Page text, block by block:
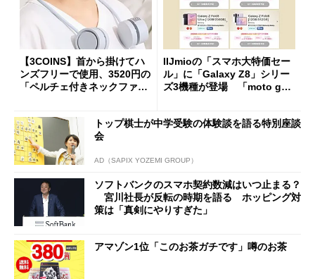
【3COINS】首から掛けてハ
ンズフリーで使用、3520円の
「ペルチェ付きネックファ
IIJmioの「スマホ大特価セー
ル」に「Galaxy Z8」シリー
ズ3機種が登場 「moto g37
トップ棋士が中学受験の体験談を語る特別座談
会
AD（SAPIX YOZEMI GROUP）
ソフトバンクのスマホ契約数減はいつ止まる？
宮川社長が反転の時期を語る ホッピング対
策は「真剣にやりすぎた」
アマゾン1位「このお茶ガチです」噂のお茶